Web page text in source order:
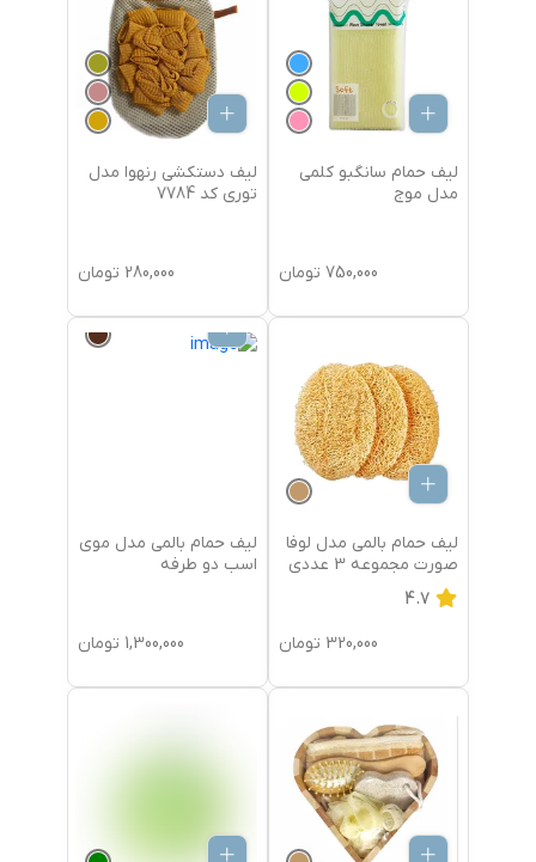
لیف حمام سانگبو کلمی
مدل موج
750,000 تومان
لیف دستکشی رنهوا مدل
توری کد 7784
280,000 تومان
لیف حمام بالمی مدل لوفا
صورت مجموعه 3 عددی
4.7
320,000 تومان
لیف حمام بالمی مدل موی
اسب دو طرفه
1,300,000 تومان